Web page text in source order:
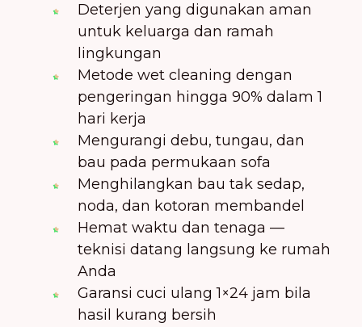
Deterjen yang digunakan aman
untuk keluarga dan ramah
lingkungan
Metode wet cleaning dengan
pengeringan hingga 90% dalam 1
hari kerja
Mengurangi debu, tungau, dan
bau pada permukaan sofa
Menghilangkan bau tak sedap,
noda, dan kotoran membandel
Hemat waktu dan tenaga —
teknisi datang langsung ke rumah
Anda
Garansi cuci ulang 1×24 jam bila
hasil kurang bersih